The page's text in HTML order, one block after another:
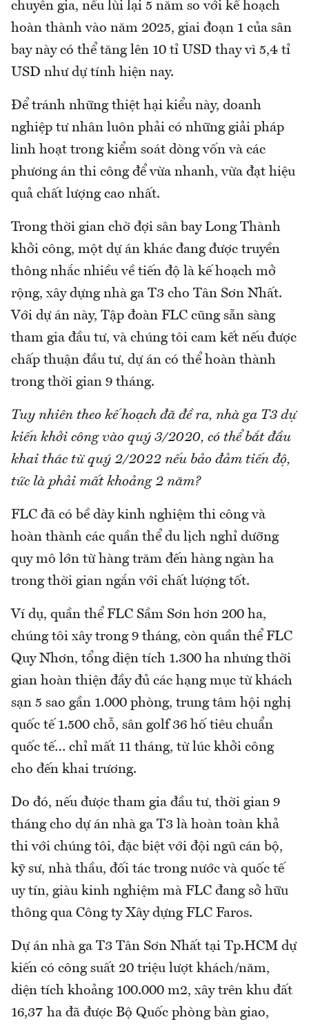
chuyên gia, nếu lùi lại 5 năm so với kế hoạch
hoàn thành vào năm 2025, giai đoạn 1 của sân
bay này có thể tăng lên 10 tỉ USD thay vì 5,4 tỉ
USD như dự tính hiện nay.
Để tránh những thiệt hại kiểu này, doanh
nghiệp tư nhân luôn phải có những giải pháp
linh hoạt trong kiểm soát dòng vốn và các
phương án thi công để vừa nhanh, vừa đạt hiệu
quả chất lượng cao nhất.
Trong thời gian chờ đợi sân bay Long Thành
khởi công, một dự án khác đang được truyền
thông nhắc nhiều về tiến độ là kế hoạch mở
rộng, xây dựng nhà ga T3 cho Tân Sơn Nhất.
Với dự án này, Tập đoàn FLC cũng sẵn sàng
tham gia đầu tư, và chúng tôi cam kết nếu được
chấp thuận đầu tư, dự án có thể hoàn thành
trong thời gian 9 tháng.
Tuy nhiên theo kế hoạch đã đề ra, nhà ga T3 dự
kiến khởi công vào quý 3/2020, có thể bắt đầu
khai thác từ quý 2/2022 nếu bảo đảm tiến độ,
tức là phải mất khoảng 2 năm?
FLC đã có bề dày kinh nghiệm thi công và
hoàn thành các quần thể du lịch nghỉ dưỡng
quy mô lớn từ hàng trăm đến hàng ngàn ha
trong thời gian ngắn với chất lượng tốt.
Ví dụ, quần thể FLC Sầm Sơn hơn 200 ha,
chúng tôi xây trong 9 tháng, còn quần thể FLC
Quy Nhơn, tổng diện tích 1.300 ha nhưng thời
gian hoàn thiện đầy đủ các hạng mục từ khách
sạn 5 sao gần 1.000 phòng, trung tâm hội nghị
quốc tế 1.500 chỗ, sân golf 36 hố tiêu chuẩn
quốc tế… chỉ mất 11 tháng, từ lúc khởi công
cho đến khai trương.
Do đó, nếu được tham gia đầu tư, thời gian 9
tháng cho dự án nhà ga T3 là hoàn toàn khả
thi với chúng tôi, đặc biệt với đội ngũ cán bộ,
kỹ sư, nhà thầu, đối tác trong nước và quốc tế
uy tín, giàu kinh nghiệm mà FLC đang sở hữu
thông qua Công ty Xây dựng FLC Faros.
Dự án nhà ga T3 Tân Sơn Nhất tại Tp.HCM dự
kiến có công suất 20 triệu lượt khách/năm,
diện tích khoảng 100.000 m2, xây trên khu đất
16,37 ha đã được Bộ Quốc phòng bàn giao,